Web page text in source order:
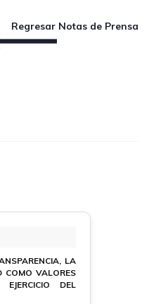
Regresar Notas de Prensa
LA
COMO VALORES
DEL